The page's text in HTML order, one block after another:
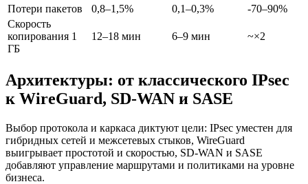
Потери пакетов
0,8–1,5% 0,1–0,3%
-70–90%
Скорость
копирования 1
ГБ
12–18 мин 6–9 мин ~×2
Архитектуры: от классического IPsec
к WireGuard, SD-WAN и SASE
Выбор протокола и каркаса диктуют цели: IPsec уместен для
гибридных сетей и межсетевых стыков, WireGuard
выигрывает простотой и скоростью, SD-WAN и SASE
добавляют управление маршрутами и политиками на уровне
бизнеса.